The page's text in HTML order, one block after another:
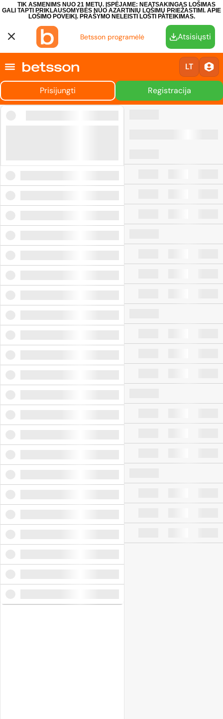
TIK ASMENIMS NUO 21 METŲ. ĮSPĖJAME: NEATSAKINGAS LOŠIMAS
GALI TAPTI PRIKLAUSOMYBĖS NUO AZARTINIŲ LOŠIMŲ PRIEŽASTIMI. APIE
LOŠIMO POVEIKĮ. PRAŠYMO NELEISTI LOŠTI PATEIKIMAS.
Betsson programėlė Atsisiųsti
LT
Prisijungti Registracija